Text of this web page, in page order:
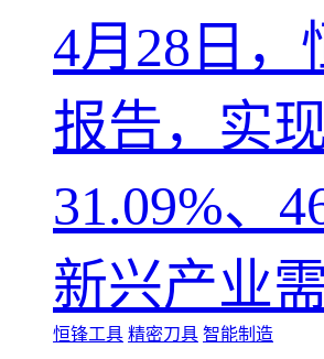
4月28日，
报告，实
31.09%、
新兴产业
恒锋工具 精密刀具 智能制造